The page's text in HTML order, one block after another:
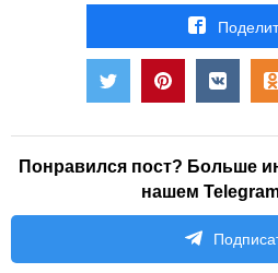
Понравился пост? Больше
нашем